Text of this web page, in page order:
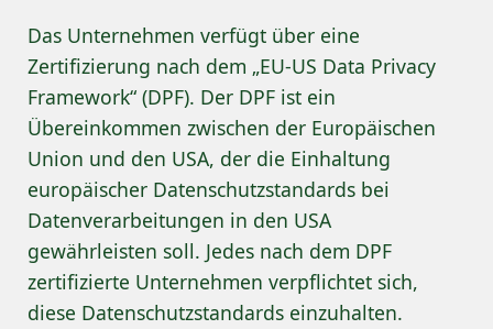
Das Unternehmen verfügt über eine
Zertifizierung nach dem „EU-US Data Privacy
Framework“ (DPF). Der DPF ist ein
Übereinkommen zwischen der Europäischen
Union und den USA, der die Einhaltung
europäischer Datenschutzstandards bei
Datenverarbeitungen in den USA
gewährleisten soll. Jedes nach dem DPF
zertifizierte Unternehmen verpflichtet sich,
diese Datenschutzstandards einzuhalten.